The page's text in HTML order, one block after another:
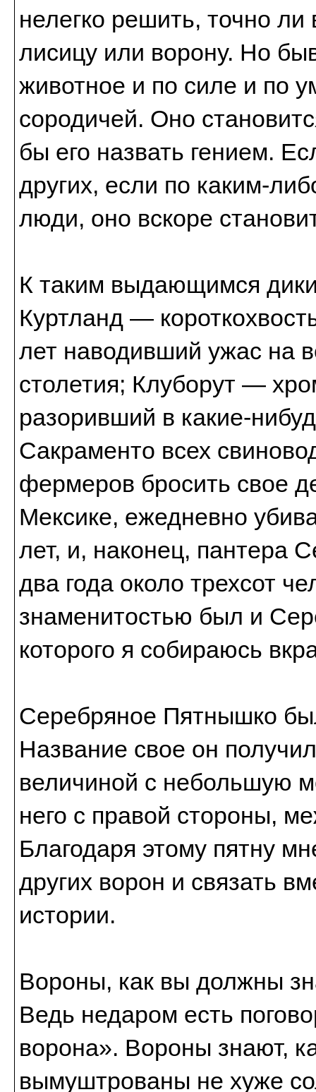
нелегко решить, точно
лисицу или ворону. Но
животное и по силе и по
сородичей. Оно
бы его назвать гением.
других, если по каким-
люди, оно вскоре
К таким выдающимся
Куртланд —
лет наводивший ужас на
столетия; Клуборут —
разоривший в какие-
Сакраменто всех
фермеров бросить свое
Мексике, ежедневно
лет, и, наконец, пантера
два года около трехсот
знаменитостью был и
которого я собираюсь
Серебряное Пятнышко
Название свое он
величиной с небольшую
него с правой стороны,
Благодаря этому пятну
других ворон и связать
истории.
Вороны, как вы должны
Ведь недаром есть
ворона». Вороны знают,
вымуштрованы не хуже